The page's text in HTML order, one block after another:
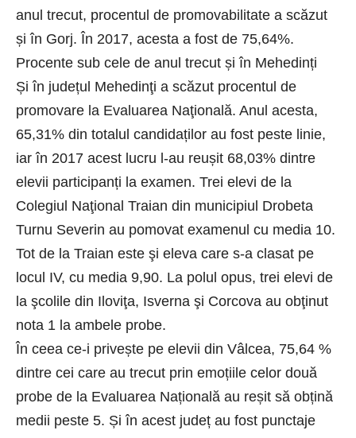
anul trecut, procentul de promovabilitate a scăzut
și în Gorj. În 2017, acesta a fost de 75,64%.
Procente sub cele de anul trecut și în Mehedinți
Și în județul Mehedinţi a scăzut procentul de
promovare la Evaluarea Naţională. Anul acesta,
65,31% din totalul candidaților au fost peste linie,
iar în 2017 acest lucru l-au reușit 68,03% dintre
elevii participanți la examen. Trei elevi de la
Colegiul Naţional Traian din municipiul Drobeta
Turnu Severin au pomovat examenul cu media 10.
Tot de la Traian este şi eleva care s-a clasat pe
locul IV, cu media 9,90. La polul opus, trei elevi de
la şcolile din Iloviţa, Isverna şi Corcova au obţinut
nota 1 la ambele probe.
În ceea ce-i privește pe elevii din Vâlcea, 75,64 %
dintre cei care au trecut prin emoțiile celor două
probe de la Evaluarea Națională au reșit să obțină
medii peste 5. Și în acest județ au fost punctaje